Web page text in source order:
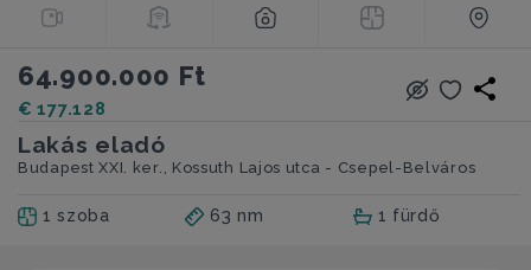
64.900.000 Ft
€ 177.128
Lakás eladó
Budapest XXI. ker., Kossuth Lajos utca - Csepel-Belváros
1 szoba 63 nm 1 fürdő